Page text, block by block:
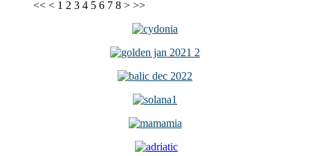
<< < 1 2 3 4 5 6 7 8 > >>